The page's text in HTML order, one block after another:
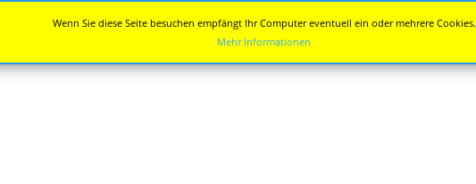
Wenn Sie diese Seite besuchen empfängt Ihr Computer eventuell ein oder mehrere Cookies.
Mehr Informationen